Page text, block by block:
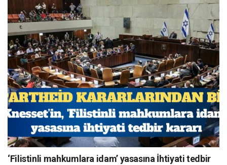
‘Filistinli mahkumlara idam’ yasasına İhtiyati tedbir